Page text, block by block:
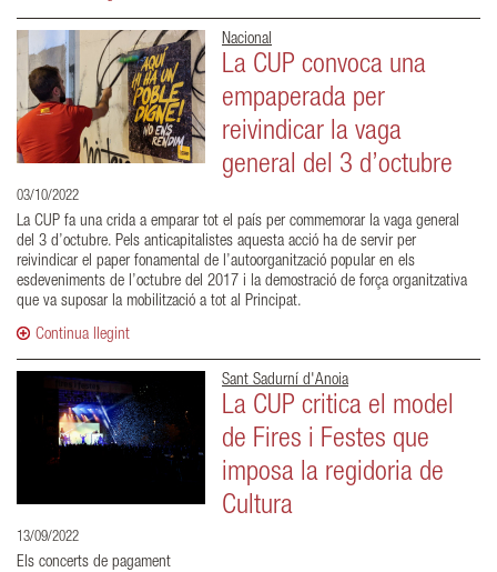
Nacional
La CUP convoca una
empaperada per
reivindicar la vaga
general del 3 d’octubre
03/10/2022
La CUP fa una crida a emparar tot el país per commemorar la vaga general
del 3 d’octubre. Pels anticapitalistes aquesta acció ha de servir per
reivindicar el paper fonamental de l’autoorganització popular en els
esdeveniments de l’octubre del 2017 i la demostració de força organitzativa
que va suposar la mobilització a tot al Principat.
Continua llegint
Sant Sadurní d'Anoia
La CUP critica el model
de Fires i Festes que
imposa la regidoria de
Cultura
13/09/2022
Els concerts de pagament